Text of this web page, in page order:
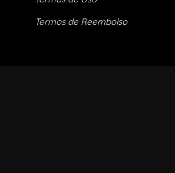
Termos de Reembolso